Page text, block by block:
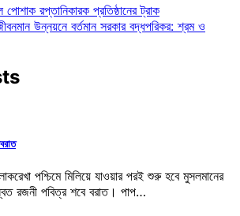
রপ্তানিকারক প্রতিষ্ঠানের ট্রাক
উন্নয়নে বর্তমান সরকার বদ্ধপরিকর: শ্রম ও
পশ্চিমে মিলিয়ে যাওয়ার পরই শুরু হবে মুসলমানের
রজনী পবিত্র শবে বরাত। পাপ…